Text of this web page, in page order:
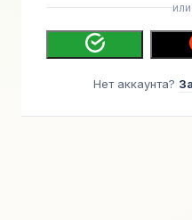
Нет аккаунта?